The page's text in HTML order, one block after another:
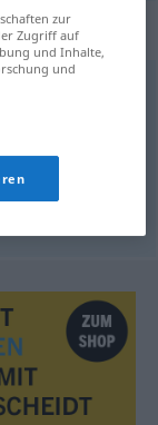
zur
Zugriff auf
und Inhalte,
und